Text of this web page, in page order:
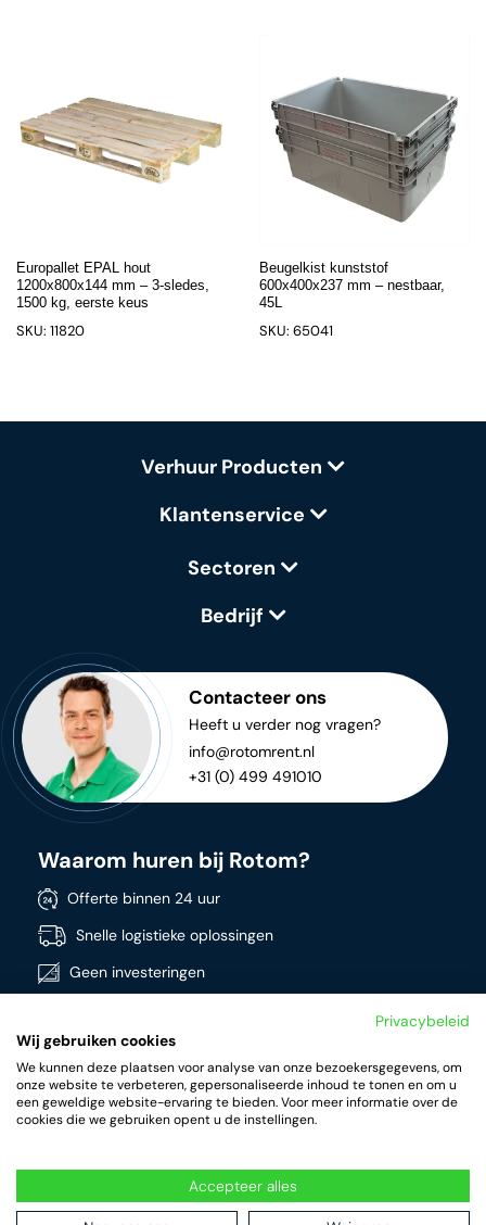
Europallet EPAL hout
1200x800x144 mm – 3-sledes,
1500 kg, eerste keus
SKU: 11820
Beugelkist kunststof
600x400x237 mm – nestbaar,
45L
SKU: 65041
Verhuur Producten
Klantenservice
Sectoren
Bedrijf
Contacteer ons
Heeft u verder nog vragen?
info@rotomrent.nl
+31 (0) 499 491010
Waarom huren bij Rotom?
Offerte binnen 24 uur
Snelle logistieke oplossingen
Geen investeringen
Breed assortiment
Kwalitatieve producten
RotomRent Copyright 2023.| Privacy beleid
Privacybeleid
Wij gebruiken cookies
We kunnen deze plaatsen voor analyse van onze bezoekersgegevens, om
onze website te verbeteren, gepersonaliseerde inhoud te tonen en om u
een geweldige website-ervaring te bieden. Voor meer informatie over de
cookies die we gebruiken opent u de instellingen.
Accepteer alles